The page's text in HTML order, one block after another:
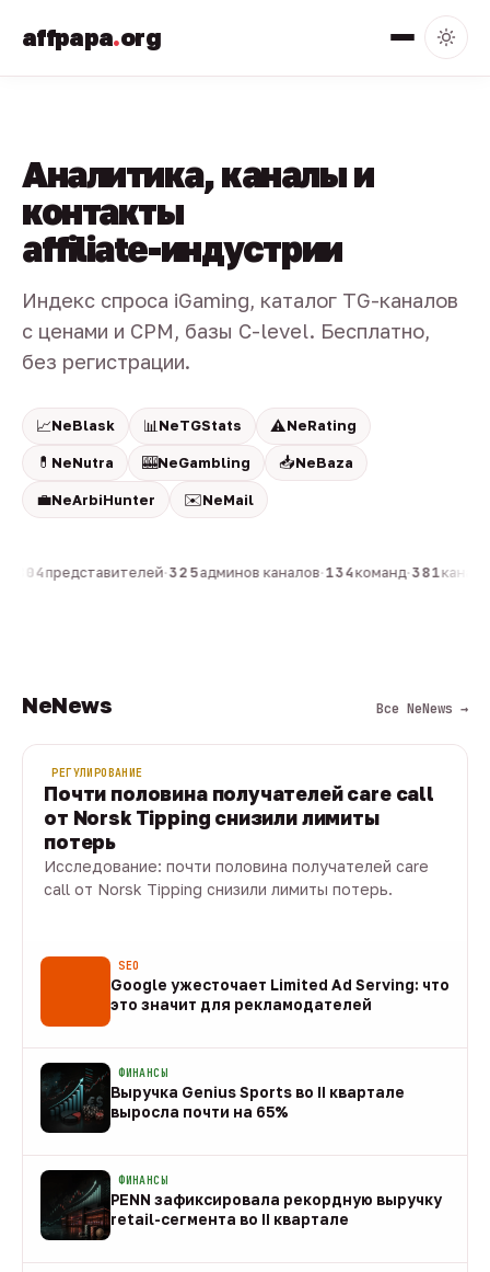
affpapa.org
Аналитика, каналы и
контакты
affiliate-индустрии
Индекс спроса iGaming, каталог TG-каналов
с ценами и CPM, базы C-level. Бесплатно,
без регистрации.
📈NeBlask 📊 NeTGStats ⚠️NeRating
💊 NeNutra 🎰NeGambling 📥NeBaza
💼NeArbiHunter ✉️NeMail
804представителей·325админов каналов·134команд·381
NeNews Все NeNews →
РЕГУЛИРОВАНИЕ
Почти половина получателей care call
от Norsk Tipping снизили лимиты
потерь
Исследование: почти половина получателей care
call от Norsk Tipping снизили лимиты потерь.
SEO
Google ужесточает Limited Ad Serving: что
это значит для рекламодателей
ФИНАНСЫ
Выручка Genius Sports во II квартале
выросла почти на 65%
ФИНАНСЫ
PENN зафиксировала рекордную выручку
retail-сегмента во II квартале